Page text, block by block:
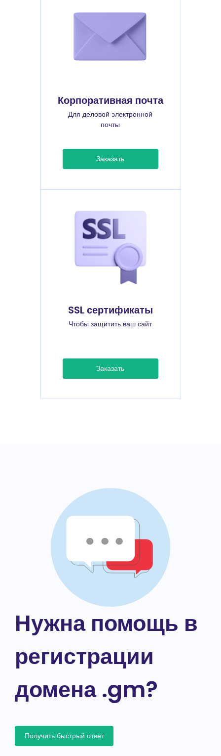
Корпоративная почта
Для деловой электронной
почты
Заказать
SSL сертификаты
Чтобы защитить ваш сайт
Заказать
Нужна помощь в
регистрации
домена .gm?
Получить быстрый ответ